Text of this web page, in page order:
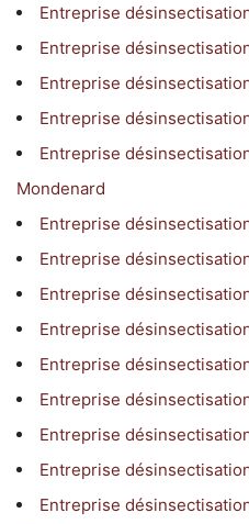
Entreprise
Entreprise
Entreprise
Entreprise
Entreprise
Mondenard
Entreprise
Entreprise
Entreprise
Entreprise
Entreprise
Entreprise
Entreprise
Entreprise
Entreprise